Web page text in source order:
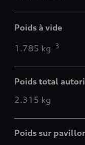
Poids à vide
1.785 kg 3
Poids total
2.315 kg
Poids sur